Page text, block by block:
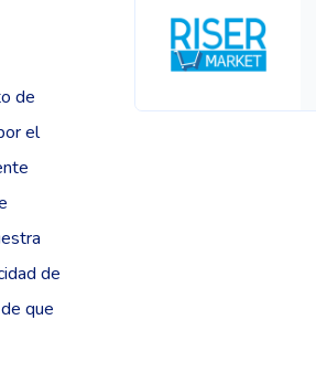
de
el
de
que